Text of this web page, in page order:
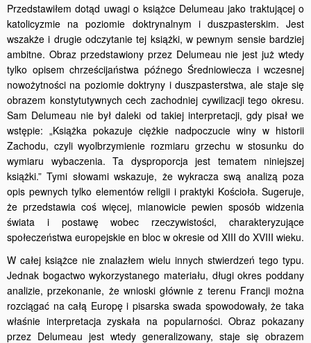
Przedstawiłem dotąd uwagi o książce Delumeau jako traktującej o
katolicyzmie na poziomie doktrynalnym i duszpasterskim. Jest
wszakże i drugie odczytanie tej książki, w pewnym sensie bardziej
ambitne. Obraz przedstawiony przez Delumeau nie jest już wtedy
tylko opisem chrześcijaństwa późnego Średniowiecza i wczesnej
nowożytności na poziomie doktryny i duszpasterstwa, ale staje się
obrazem konstytutywnych cech zachodniej cywilizacji tego okresu.
Sam Delumeau nie był daleki od takiej interpretacji, gdy pisał we
wstępie: „Książka pokazuje ciężkie nadpoczucie winy w historii
Zachodu, czyli wyolbrzymienie rozmiaru grzechu w stosunku do
wymiaru wybaczenia. Ta dysproporcja jest tematem niniejszej
książki.” Tymi słowami wskazuje, że wykracza swą analizą poza
opis pewnych tylko elementów religii i praktyki Kościoła. Sugeruje,
że przedstawia coś więcej, mianowicie pewien sposób widzenia
świata i postawę wobec rzeczywistości, charakteryzujące
społeczeństwa europejskie en bloc w okresie od XIII do XVIII wieku.
W całej książce nie znalazłem wielu innych stwierdzeń tego typu.
Jednak bogactwo wykorzystanego materiału, długi okres poddany
analizie, przekonanie, że wnioski głównie z terenu Francji można
rozciągać na całą Europę i pisarska swada spowodowały, że taka
właśnie interpretacja zyskała na popularności. Obraz pokazany
przez Delumeau jest wtedy generalizowany, staje się obrazem